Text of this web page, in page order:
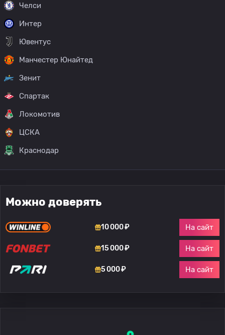
Челси
Интер
Ювентус
Манчестер Юнайтед
Зенит
Спартак
Локомотив
ЦСКА
Краснодар
Можно доверять
10 000 ₽ На сайт
15 000 ₽ На сайт
5 000 ₽ На сайт